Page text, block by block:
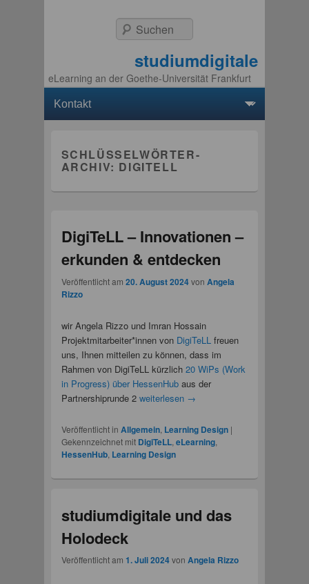
studiumdigitale
eLearning an der Goethe-Universität Frankfurt
Suchen
SCHLÜSSELWÖRTER-
ARCHIV: DIGITELL
DigiTeLL – Innovationen –
erkunden & entdecken
Veröffentlicht am 20. August 2024von Angela
Rizzo
wir Angela Rizzo und Imran Hossain
Projektmitarbeiter*innen von DigiTeLL freuen
uns, Ihnen mitteilen zu können, dass im
Rahmen von DigiTeLL kürzlich 20 WiPs (Work
in Progress) über HessenHubaus der
Partnershiprunde 2 weiterlesen →
Veröffentlicht in Allgemein, Learning Design |
Gekennzeichnet mit DigiTeLL, eLearning,
HessenHub, Learning Design
studiumdigitale und das
Holodeck
Veröffentlicht am 1. Juli 2024von Angela Rizzo